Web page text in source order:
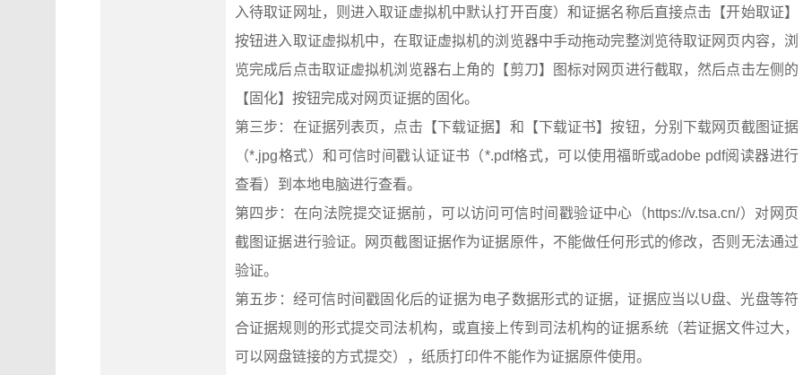
入待取证网址，则进入取证虚拟机中默认打开百度）和证据名称后直接点击【开始取证】
按钮进入取证虚拟机中，在取证虚拟机的浏览器中手动拖动完整浏览待取证网页内容，浏
览完成后点击取证虚拟机浏览器右上角的【剪刀】图标对网页进行截取，然后点击左侧的
【固化】按钮完成对网页证据的固化。
第三步：在证据列表页，点击【下载证据】和【下载证书】按钮，分别下载网页截图证据
（*.jpg格式）和可信时间戳认证证书（*.pdf格式，可以使用福昕或adobe pdf阅读器进行
查看）到本地电脑进行查看。
第四步：在向法院提交证据前，可以访问可信时间戳验证中心（https://v.tsa.cn/）对网页
截图证据进行验证。网页截图证据作为证据原件，不能做任何形式的修改，否则无法通过
验证。
第五步：经可信时间戳固化后的证据为电子数据形式的证据，证据应当以U盘、光盘等符
合证据规则的形式提交司法机构，或直接上传到司法机构的证据系统（若证据文件过大，
可以网盘链接的方式提交），纸质打印件不能作为证据原件使用。